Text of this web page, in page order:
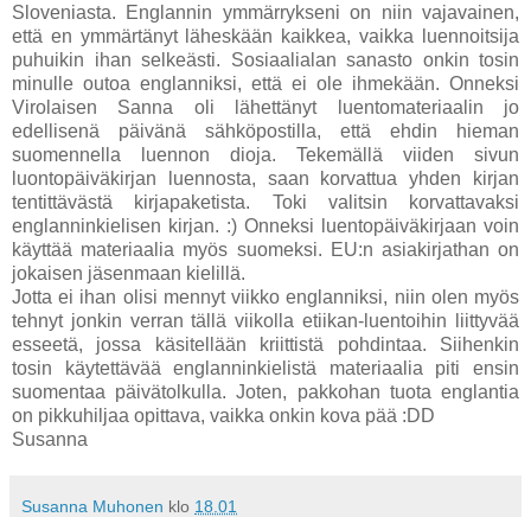
Sloveniasta. Englannin ymmärrykseni on niin vajavainen,
että en ymmärtänyt läheskään kaikkea, vaikka luennoitsija
puhuikin ihan selkeästi. Sosiaalialan sanasto onkin tosin
minulle outoa englanniksi, että ei ole ihmekään. Onneksi
Virolaisen Sanna oli lähettänyt luentomateriaalin jo
edellisenä päivänä sähköpostilla, että ehdin hieman
suomennella luennon dioja. Tekemällä viiden sivun
luontopäiväkirjan luennosta, saan korvattua yhden kirjan
tentittävästä kirjapaketista. Toki valitsin korvattavaksi
englanninkielisen kirjan. :) Onneksi luentopäiväkirjaan voin
käyttää materiaalia myös suomeksi. EU:n asiakirjathan on
jokaisen jäsenmaan kielillä.
Jotta ei ihan olisi mennyt viikko englanniksi, niin olen myös
tehnyt jonkin verran tällä viikolla etiikan-luentoihin liittyvää
esseetä, jossa käsitellään kriittistä pohdintaa. Siihenkin
tosin käytettävää englanninkielistä materiaalia piti ensin
suomentaa päivätolkulla. Joten, pakkohan tuota englantia
on pikkuhiljaa opittava, vaikka onkin kova pää :DD
Susanna
Susanna Muhonen klo 18.01